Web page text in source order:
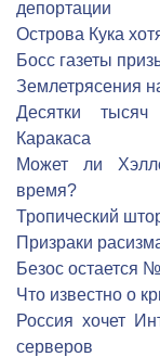
депортации
Острова Кука
Босс газеты
Землетрясения
Десятки
Каракаса
Может ли
время?
Тропический
Призраки
Безос остается
Что известно о
Россия хочет
серверов